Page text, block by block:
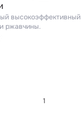
ржавчины.
1